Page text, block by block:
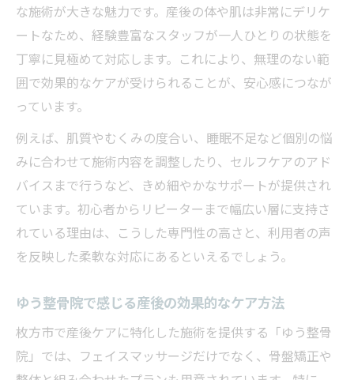
ア
産後ママの心に寄り添うフェイスマッサー
ジ効果
やさしい手技で産後の肌を美しく保つ秘訣
ジ
産後の美しさを引き出すフェイスマッサー
ジ術
フェイスラインを整え自信を取り戻すポイ
子育て中でもできる産後ケアの習慣づくり
産後の変化に負けない自分磨きのすすめ
な施術が大きな魅力です。産後の体や肌は非常にデリケ
ートなため、経験豊富なスタッフが一人ひとりの状態を
丁寧に見極めて対応します。これにより、無理のない範
囲で効果的なケアが受けられることが、安心感につなが
っています。
例えば、肌質やむくみの度合い、睡眠不足など個別の悩
みに合わせて施術内容を調整したり、セルフケアのアド
バイスまで行うなど、きめ細やかなサポートが提供され
ています。初心者からリピーターまで幅広い層に支持さ
れている理由は、こうした専門性の高さと、利用者の声
を反映した柔軟な対応にあるといえるでしょう。
ゆう整骨院で感じる産後の効果的なケア方法
枚方市で産後ケアに特化した施術を提供する「ゆう整骨
院」では、フェイスマッサージだけでなく、骨盤矯正や